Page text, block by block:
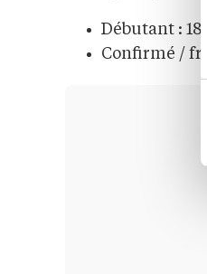
Débutant :
Confirmé /